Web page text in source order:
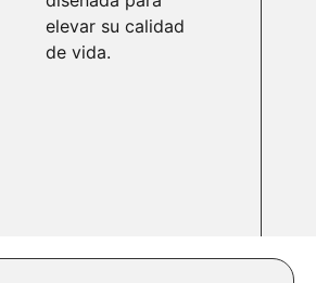
elevar su calidad
de vida.